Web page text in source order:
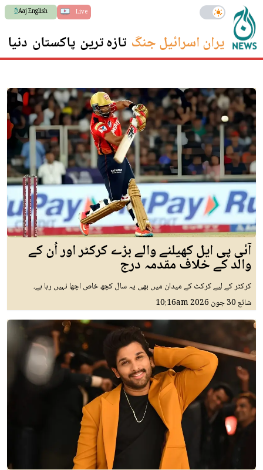
Live
Aaj English
ایران اسرائیل جنگ تازہ ترین پاکستان دنیا
آئی پی ایل کھیلنے والے بڑے کرکٹر اور اُن کے
والد کے خلاف مقدمہ درج
کرکٹر کے لیے کرکٹ کے میدان میں بھی یہ سال کچھ خاص اچھا نہیں رہا ہے۔
شائع30 جون 2026 10:16am